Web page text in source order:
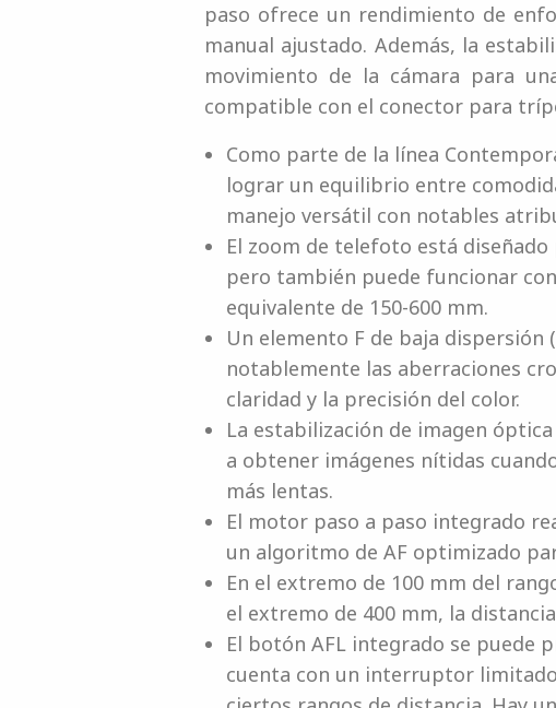
paso ofrece un rendimiento de
manual ajustado. Además, la
movimiento de la cámara para
compatible con el conector para
Como parte de la línea
lograr un equilibrio entre
manejo versátil con notables
El zoom de telefoto está
pero también puede funcionar
equivalente de 150-600 mm.
Un elemento F de baja dispersión
notablemente las aberraciones
claridad y la precisión del color.
La estabilización de imagen
a obtener imágenes nítidas
más lentas.
El motor paso a paso integrado
un algoritmo de AF optimizado
En el extremo de 100 mm del
el extremo de 400 mm, la
El botón AFL integrado se puede
cuenta con un interruptor